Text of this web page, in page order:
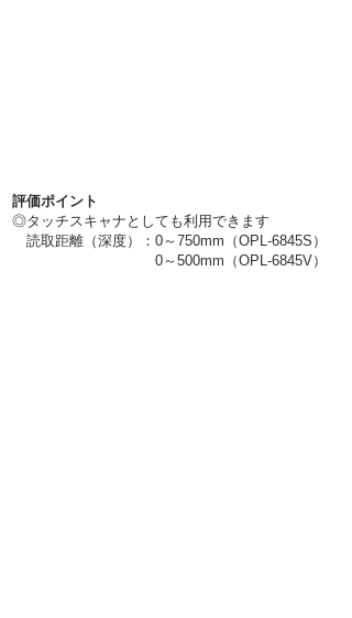
評価ポイント
◎タッチスキャナとしても利用できます
​ 読取距離（深度）：0～750mm（OPL-6845S ）
0～500mm（OPL-6845V）